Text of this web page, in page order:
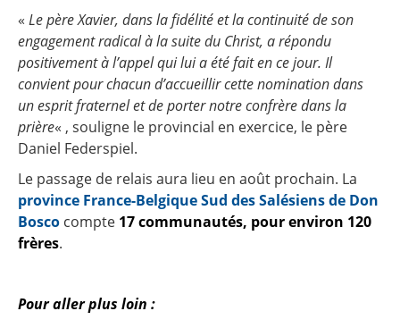
« Le père Xavier, dans la fidélité et la continuité de son
engagement radical à la suite du Christ, a répondu
positivement à l’appel qui lui a été fait en ce jour. Il
convient pour chacun d’accueillir cette nomination dans
un esprit fraternel et de porter notre confrère dans la
prière« , souligne le provincial en exercice, le père
Daniel Federspiel.
Le passage de relais aura lieu en août prochain. La
province France-Belgique Sud des Salésiens de Don
Bosco compte 17 communautés, pour environ 120
frères.
Pour aller plus loin :